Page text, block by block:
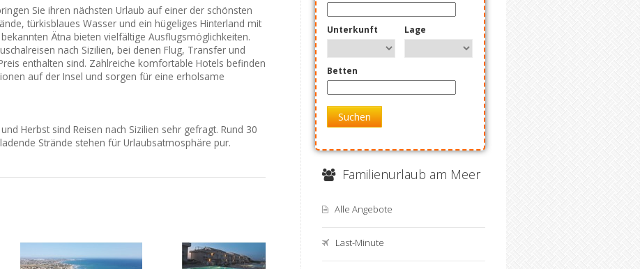
Sie ihren nächsten Urlaub auf einer der schönsten
türkisblaues Wasser und ein hügeliges Hinterland mit
Ätna bieten vielfältige Ausflugsmöglichkeiten.
nach Sizilien, bei denen Flug, Transfer und
enthalten sind. Zahlreiche komfortable Hotels befinden
auf der Insel und sorgen für eine erholsame
Herbst sind Reisen nach Sizilien sehr gefragt. Rund 30
Strände stehen für Urlaubsatmosphäre pur.
Unterkunft Lage
Betten
Suchen
Familienurlaub am Meer
Alle Angebote
Last-Minute